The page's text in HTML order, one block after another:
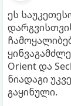
ეს
Orient და
ნიადაგი
გაყინული.